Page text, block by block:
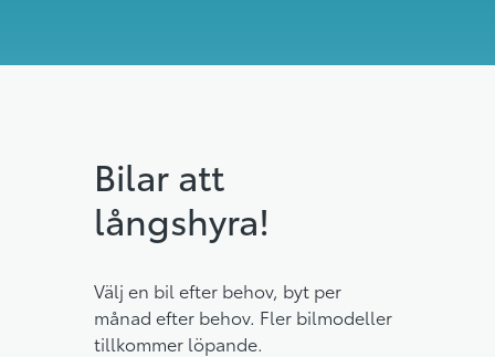
Bilar att
långshyra!
Välj en bil efter behov, byt per
månad efter behov. Fler bilmodeller
tillkommer löpande.